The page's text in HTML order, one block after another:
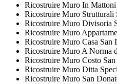
Ricostruire Muro In
Ricostruire Muro Strutturali
Ricostruire Muro Divisoria
Ricostruire Muro
Ricostruire Muro Casa San
Ricostruire Muro A Norma
Ricostruire Muro Costo
Ricostruire Muro Ditta
Ricostruire Muro San